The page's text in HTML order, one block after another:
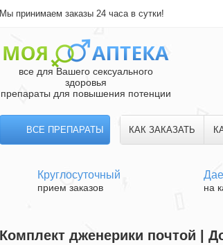
Мы принимаем заказы 24 часа в сутки!
все для Вашего сексуального
здоровья
препараты для повышения потенции
ВСЕ ПРЕПАРАТЫ КАК ЗАКАЗАТЬ
Круглосуточный
прием заказов на
Комплект дженерики почтой |